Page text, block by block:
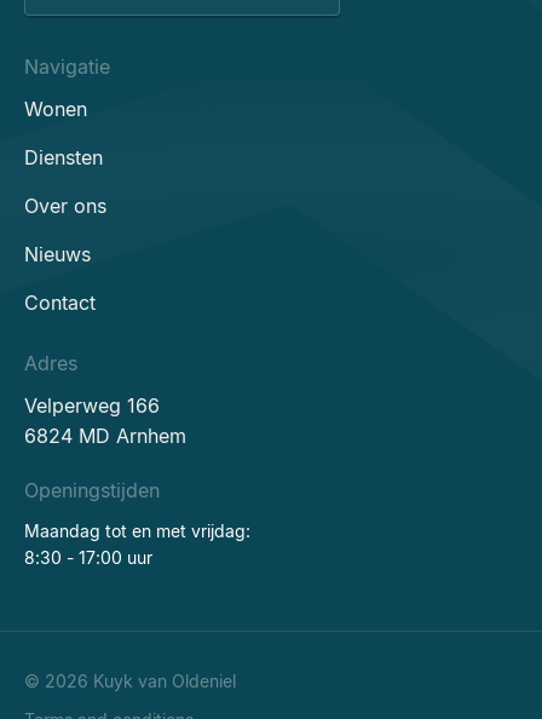
Navigatie
Wonen
Diensten
Over ons
Nieuws
Contact
Adres
Velperweg 166
6824 MD Arnhem
Openingstijden
Maandag tot en met vrijdag:
8:30 - 17:00 uur
© 2026 Kuyk van Oldeniel